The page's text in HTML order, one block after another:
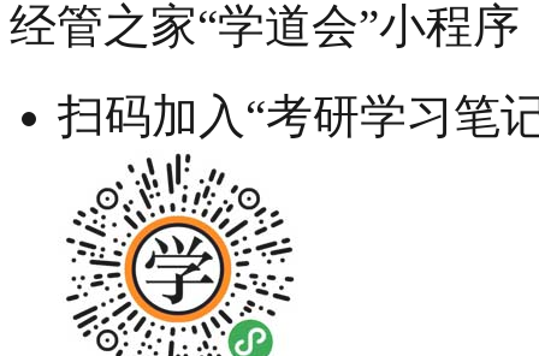
经管之家“学道会”小程序
扫码加入“考研学习笔